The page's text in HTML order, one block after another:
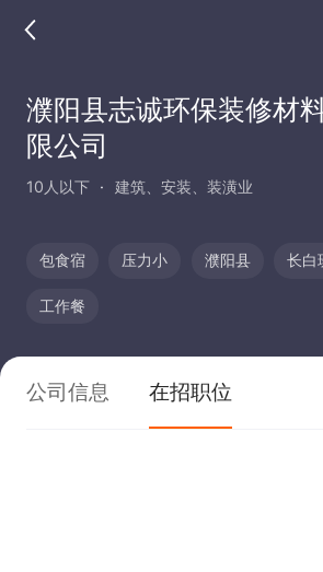
濮阳县志诚环保装修材
限公司
10人以下 建筑、安装、装潢业
包食宿 压力小 濮阳县 长白
工作餐
公司信息 在招职位